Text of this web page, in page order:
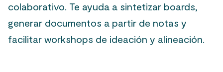
colaborativo. Te ayuda a sintetizar boards,
generar documentos a partir de notas y
facilitar workshops de ideación y alineación.